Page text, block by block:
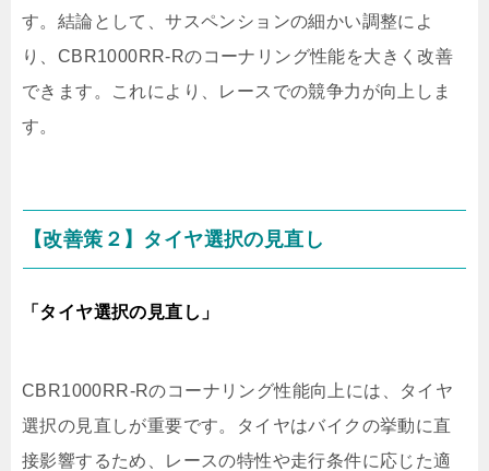
す。結論として、サスペンションの細かい調整によ
り、CBR1000RR-Rのコーナリング性能を大きく改善
できます。これにより、レースでの競争力が向上しま
す。
【改善策２】タイヤ選択の見直し
「タイヤ選択の見直し」
CBR1000RR-Rのコーナリング性能向上には、タイヤ
選択の見直しが重要です。タイヤはバイクの挙動に直
接影響するため、レースの特性や走行条件に応じた適